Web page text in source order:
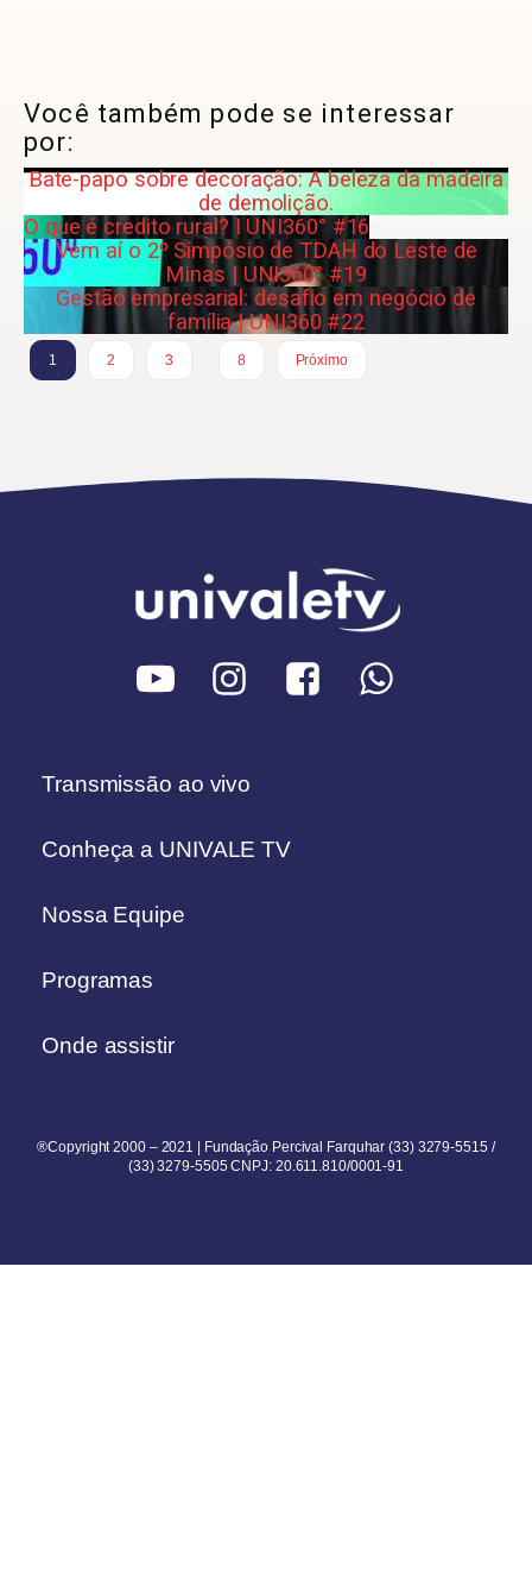
Você também pode se interessar
por:
Bate-papo sobre decoração: A beleza da madeira
de demolição.
O que é credito rural? I UNI360° #16
Vem aí o 2º Simpósio de TDAH do Leste de
Minas | UNI360° #19
Gestão empresarial: desafio em negócio de
família | UNI360 #22
1 2 3
8
Próximo
Transmissão ao vivo
Conheça a UNIVALE TV
Nossa Equipe
Programas
Onde assistir
®Copyright 2000 – 2021 | Fundação Percival Farquhar (33) 3279-5515 /
(33) 3279-5505 CNPJ: 20.611.810/0001-91